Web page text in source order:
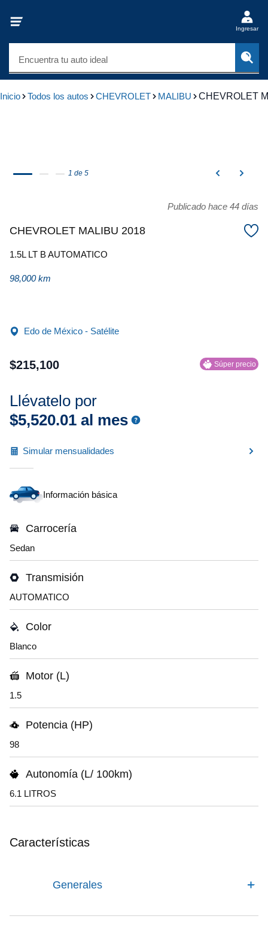
Ingresar
Encuentra tu auto ideal
Inicio Todos los autos CHEVROLET MALIBU CHEVROLET
1 de 5
Publicado hace 44 días
CHEVROLET MALIBU 2018
1.5L LT B AUTOMATICO
98,000 km
Edo de México - Satélite
$215,100 Súper precio
Llévatelo por
$5,520.01 al mes
Simular mensualidades
Información básica
Carrocería
Sedan
Transmisión
AUTOMATICO
Color
Blanco
Motor (L)
1.5
Potencia (HP)
98
Autonomía (L/ 100km)
6.1 LITROS
Características
Generales